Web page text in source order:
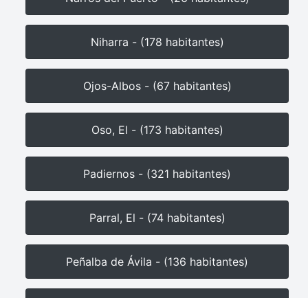
Niharra - (178 habitantes)
Ojos-Albos - (67 habitantes)
Oso, El - (173 habitantes)
Padiernos - (321 habitantes)
Parral, El - (74 habitantes)
Peñalba de Ávila - (136 habitantes)